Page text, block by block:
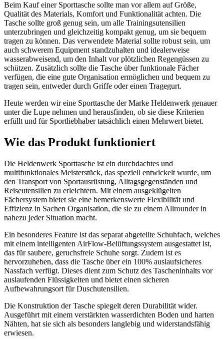
Beim Kauf einer Sporttasche sollte man vor allem auf Größe,
Qualität des Materials, Komfort und Funktionalität achten. Die
Tasche sollte groß genug sein, um alle Trainingsutensilien
unterzubringen und gleichzeitig kompakt genug, um sie bequem
tragen zu können. Das verwendete Material sollte robust sein, um
auch schwerem Equipment standzuhalten und idealerweise
wasserabweisend, um den Inhalt vor plötzlichen Regengüssen zu
schützen. Zusätzlich sollte die Tasche über funktionale Fächer
verfügen, die eine gute Organisation ermöglichen und bequem zu
tragen sein, entweder durch Griffe oder einen Tragegurt.
Heute werden wir eine Sporttasche der Marke Heldenwerk genauer
unter die Lupe nehmen und herausfinden, ob sie diese Kriterien
erfüllt und für Sportliebhaber tatsächlich einen Mehrwert bietet.
Wie das Produkt funktioniert
Die Heldenwerk Sporttasche ist ein durchdachtes und
multifunktionales Meisterstück, das speziell entwickelt wurde, um
den Transport von Sportausrüstung, Alltagsgegenständen und
Reiseutensilien zu erleichtern. Mit einem ausgeklügelten
Fächersystem bietet sie eine bemerkenswerte Flexibilität und
Effizienz in Sachen Organisation, die sie zu einem Allrounder in
nahezu jeder Situation macht.
Ein besonderes Feature ist das separat abgeteilte Schuhfach, welches
mit einem intelligenten AirFlow-Belüftungssystem ausgestattet ist,
das für saubere, geruchsfreie Schuhe sorgt. Zudem ist es
hervorzuheben, dass die Tasche über ein 100% auslaufsicheres
Nassfach verfügt. Dieses dient zum Schutz des Tascheninhalts vor
auslaufenden Flüssigkeiten und bietet einen sicheren
Aufbewahrungsort für Duschutensilien.
Die Konstruktion der Tasche spiegelt deren Durabilität wider.
Ausgeführt mit einem verstärkten wasserdichten Boden und harten
Nähten, hat sie sich als besonders langlebig und widerstandsfähig
erwiesen.